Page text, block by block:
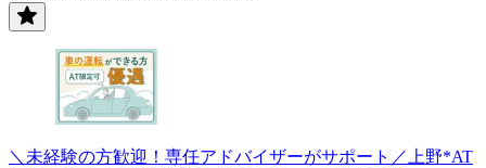
＼未経験の方歓迎！専任アドバイザーがサポート／上野*AT